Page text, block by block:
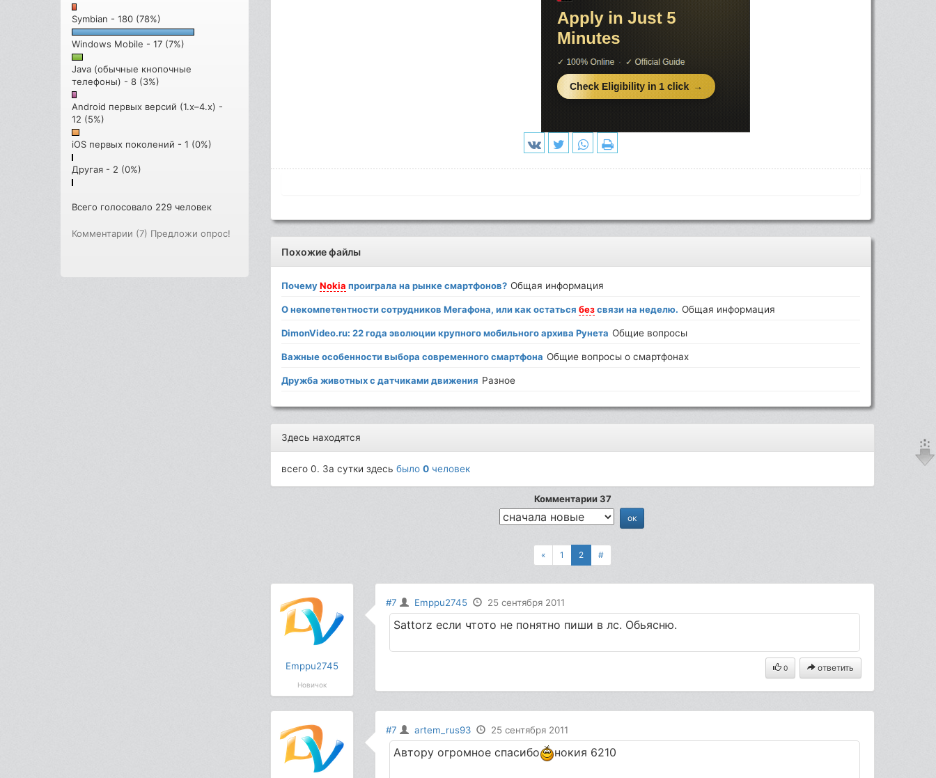
Symbian - 180 (78%)
Windows Mobile - 17 (7%)
Java (обычные кнопочные
телефоны) - 8 (3%)
Android первых версий (1.x–4.x) -
12 (5%)
iOS первых поколений - 1 (0%)
Другая - 2 (0%)
Всего голосовало 229 человек
Комментарии (7) Предложи опрос!
Похожие файлы
ПочемуNokia проиграла на рынке смартфонов? Общая информация
О некомпетентности сотрудников Мегафона, или как остатьсябезсвязи на неделю. Общая информация
DimonVideo.ru: 22 года эволюции крупного мобильного архива Рунета Общие вопросы
Важные особенности выбора современного смартфона Общие вопросы о смартфонах
Дружба животных с датчиками движения Разное
Здесь находятся
всего 0. За сутки здесьбыло0 человек
Комментарии 37
« 1 2 #
Emppu2745
Новичок
#7 Emppu2745 25 сентября 2011
Sattorz если чтото не понятно пиши в лс. Обьясню.
0 ответить
#7 artem_rus93 25 сентября 2011
Автору огромное спасибо нокия 6210